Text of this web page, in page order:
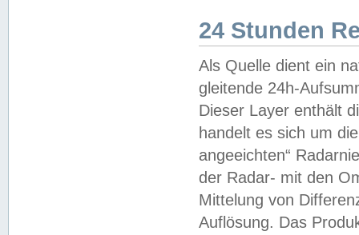
24 Stunden
Als Quelle dient ein
gleitende 24h-
Dieser Layer enthält
handelt es sich um
angeeichten“
der Radar- mit den
Mittelung von
Auflösung. Das